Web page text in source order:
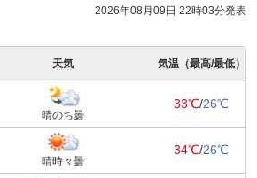
2026年08月09日 22時03分発表
天気 気温（最高/最低）
晴のち曇
33℃/26℃
晴時々曇
34℃/26℃